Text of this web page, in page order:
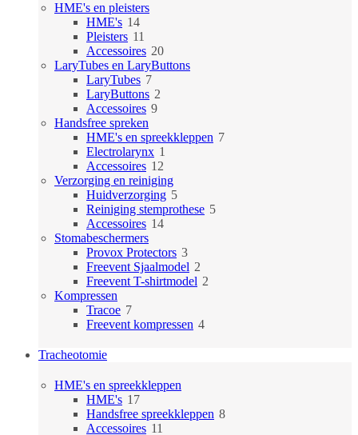
HME's en pleisters
HME's 1414
producten
Pleisters 11
producten
Accessoires 2020
producten
LaryTubes en LaryButtons
LaryTubes 77
producten
LaryButtons 2
Accessoires 99
Handsfree spreken
HME's en spreekkleppen 77
Electrolarynx 1
Accessoires 12
producten
Verzorging en reiniging
Huidverzorging 55
producten
Reiniging stemprothese 55
Accessoires 1414
Stomabeschermers
Provox Protectors 33
producten
Freevent Sjaalmodel 2
producten
Freevent T-shirtmodel 2
Kompressen
Tracoe 77
producten
Freevent kompressen 44
Tracheotomie
HME's en spreekkleppen
HME's 1717
producten
Handsfree spreekkleppen 88
Accessoires 11